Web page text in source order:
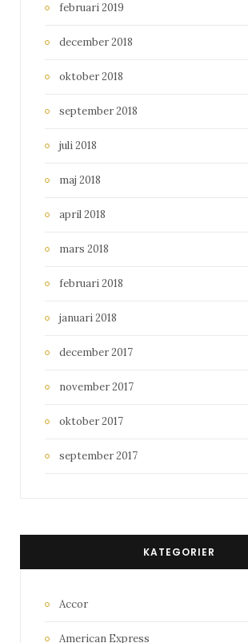
februari 2019
december 2018
oktober 2018
september 2018
juli 2018
maj 2018
april 2018
mars 2018
februari 2018
januari 2018
december 2017
november 2017
oktober 2017
september 2017
KATEGORIER
Accor
American Express